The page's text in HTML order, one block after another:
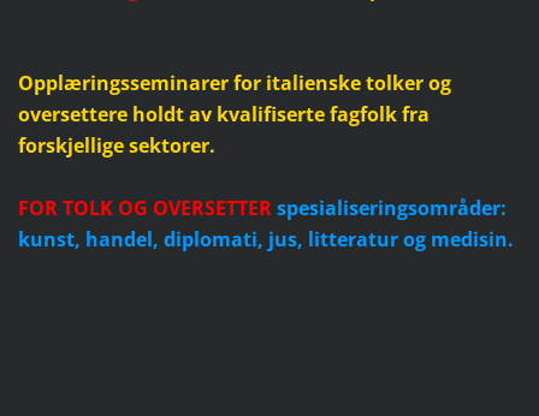
Opplæringsseminarer for italienske tolker og
oversettere holdt av kvalifiserte fagfolk fra
forskjellige sektorer.
FOR TOLK OG OVERSETTERspesialiseringsområder:
kunst, handel, diplomati, jus, litteratur og medisin.